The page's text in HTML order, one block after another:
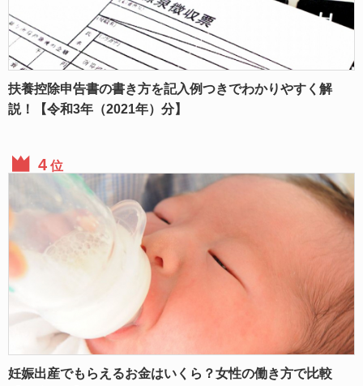
扶養控除申告書の書き方を記入例つきでわかりやすく解
説！【令和3年（2021年）分】
位
妊娠出産でもらえるお金はいくら？女性の働き方で比較